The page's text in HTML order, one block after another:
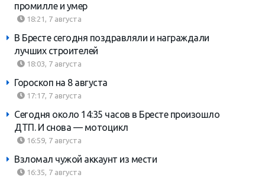
промилле и умер
18:21, 7 августа
В Бресте сегодня поздравляли и награждали
лучших строителей
18:03, 7 августа
Гороскоп на 8 августа
17:17, 7 августа
Сегодня около 14:35 часов в Бресте произошло
ДТП. И снова — мотоцикл
16:59, 7 августа
Взломал чужой аккаунт из мести
16:35, 7 августа